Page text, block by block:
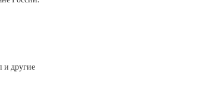
и другие